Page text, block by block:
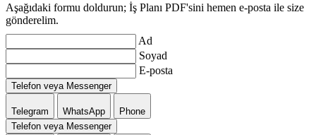
Aşağıdaki formu doldurun; İş Planı PDF'sini hemen e-posta ile size
gönderelim.
Ad
Soyad
E-posta
Telefon veya Messenger
Telegram WhatsApp
Phone
Telefon veya Messenger